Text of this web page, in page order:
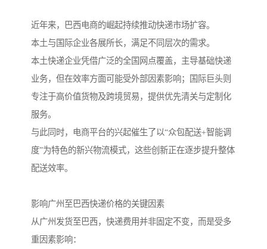
近年来，巴西电商的崛起持续推动快递市场扩容。
本土与国际企业各展所长，满足不同层次的需求。
本土快递企业凭借广泛的全国网点覆盖，主导基础快递
业务，但在效率方面可能受外部因素影响；国际巨头则
专注于高价值货物及跨境贸易，提供优先清关与定制化
服务。
与此同时，电商平台的兴起催生了以“众包配送+智能调
度”为特色的新兴物流模式，这些创新正在逐步提升整体
配送效率。
影响广州至巴西快递价格的关键因素
从广州发货至巴西，快递费用并非固定不变，而是受多
重因素影响：